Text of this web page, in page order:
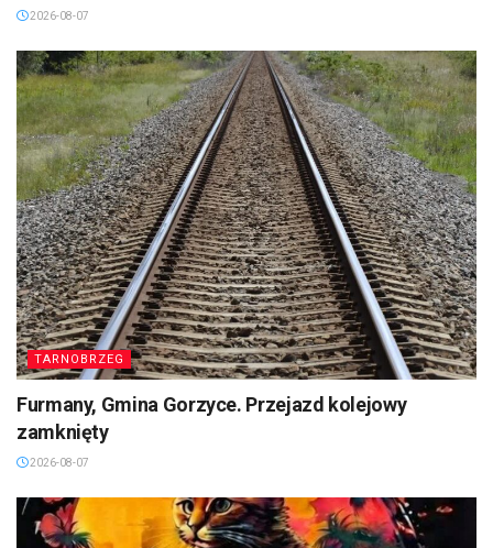
2026-08-07
TARNOBRZEG
Furmany, Gmina Gorzyce. Przejazd kolejowy
zamknięty
2026-08-07